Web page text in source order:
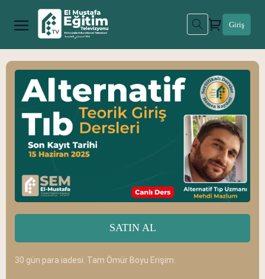
Giriş
SATIN AL
30 gün para iadesi. Tam Ömür Boyu Erişim.